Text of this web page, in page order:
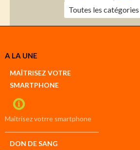
Toutes les catégories
Créer
compte
compte
A LA UNE
MAÎTRISEZ VOTRE
SMARTPHONE
Maîtrisez votrre smartphone
DON DE SANG